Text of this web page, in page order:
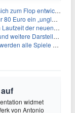
zum Flop entwickeln
Schnäppchen“
Gameplay-Präsentation
sollen feststehen
alle Spiele gestreamt
widmet
von Antonio